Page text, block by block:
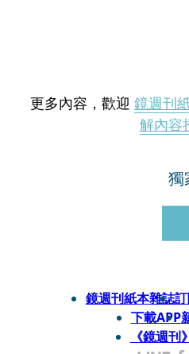
更多內容，歡迎 鏡週刊
解內容
獨
鏡週刊紙本雜誌
下載APP
《鏡週